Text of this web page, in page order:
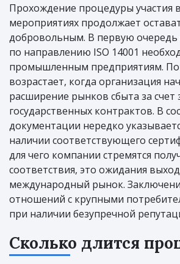
Прохождение процедуры участия
мероприятиях продолжает
добровольным. В первую очередь
по направлению ISO 14001
промышленным предприятиям.
возрастает, когда организация
расширение рынков сбыта за счет
государственных контрактов. В
документации нередко
наличии соответствующего
для чего компании стремятся
соответствия, это ожидания
международный рынок.
отношений с крупными
при наличии безупречной
Сколько длится